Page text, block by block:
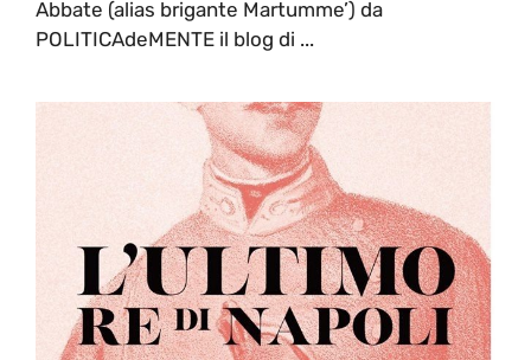
Abbate (alias brigante Martumme’) da
POLITICAdeMENTE il blog di ...